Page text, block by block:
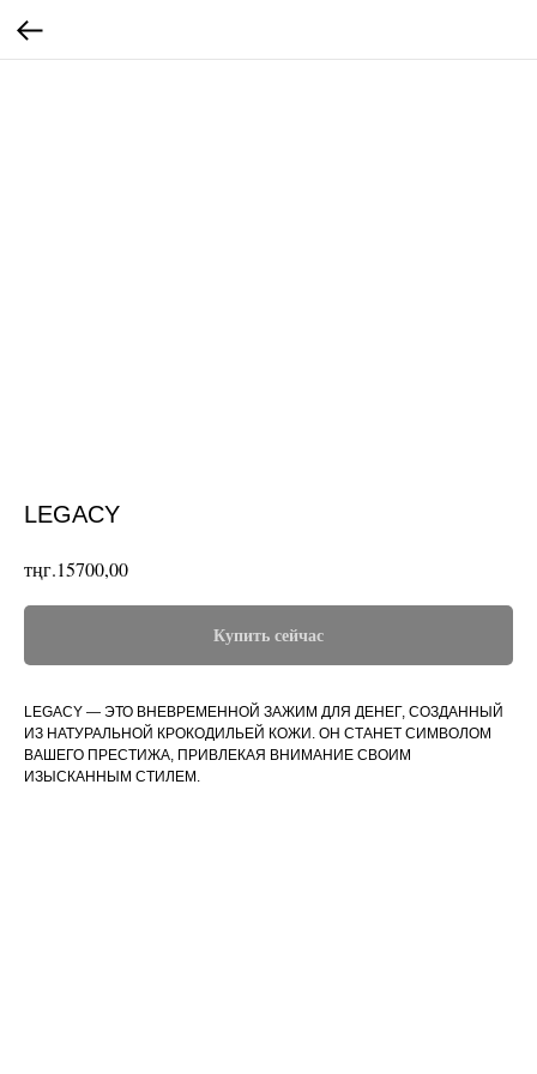
LEGACY
тңг.15700,00
Купить сейчас
LEGACY — ЭТО ВНЕВРЕМЕННОЙ ЗАЖИМ ДЛЯ ДЕНЕГ, СОЗДАННЫЙ
ИЗ НАТУРАЛЬНОЙ КРОКОДИЛЬЕЙ КОЖИ. ОН СТАНЕТ СИМВОЛОМ
ВАШЕГО ПРЕСТИЖА, ПРИВЛЕКАЯ ВНИМАНИЕ СВОИМ
ИЗЫСКАННЫМ СТИЛЕМ.